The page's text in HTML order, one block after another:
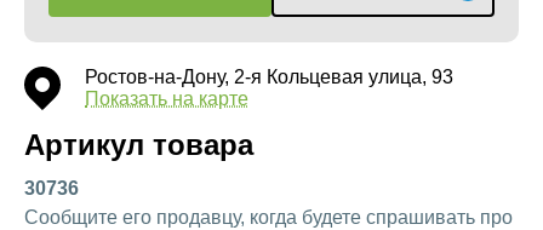
Ростов-на-Дону, 2-я Кольцевая улица, 93
Показать на карте
Артикул товара
30736
Сообщите его продавцу, когда будете спрашивать про